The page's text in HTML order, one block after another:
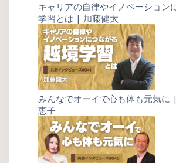
キャリアの自律やイノベーション
学習とは | 加藤健太
みんなでオーイで心も体も元気に
恵子